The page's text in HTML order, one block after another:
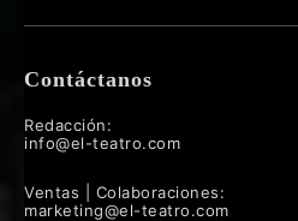
Contáctanos
Redacción:
info@el-teatro.com
Ventas | Colaboraciones:
marketing@el-teatro.com